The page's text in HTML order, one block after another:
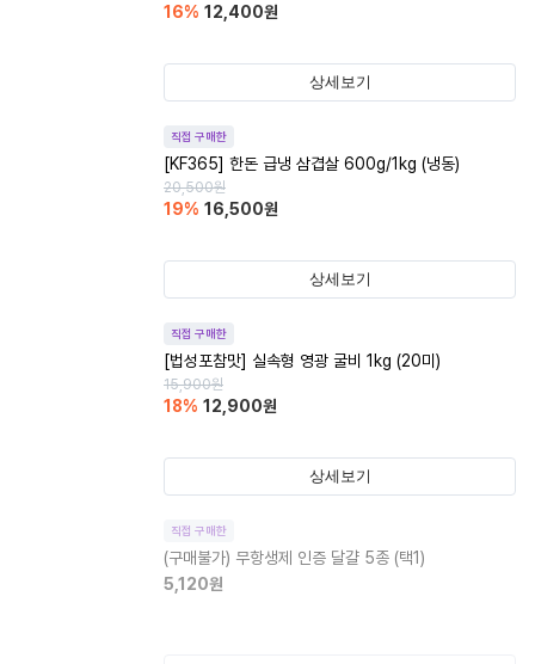
16% 12,400원
상세보기
직접 구매한
[KF365] 한돈 급냉 삼겹살 600g/1kg (냉동)
20,500원
19% 16,500원
상세보기
직접 구매한
[법성포참맛] 실속형 영광 굴비 1kg (20미)
15,900원
18% 12,900원
상세보기
직접 구매한
(구매불가) 무항생제 인증 달걀 5종 (택1)
5,120원